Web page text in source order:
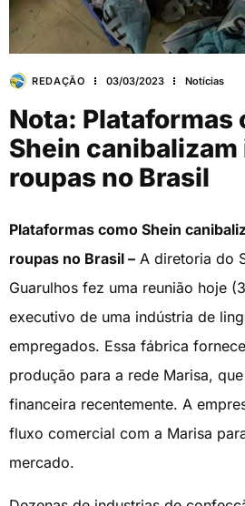
REDAÇÃO 03/03/2023 Notícias
Nota: Plataformas
Shein
roupas no Brasil
Plataformas como Shein
roupas no Brasil – A diretoria do
Guarulhos fez uma reunião hoje
executivo de uma indústria de
empregados. Essa fábrica
produção para a rede Marisa,
financeira recentemente. A
fluxo comercial com a Marisa
mercado.